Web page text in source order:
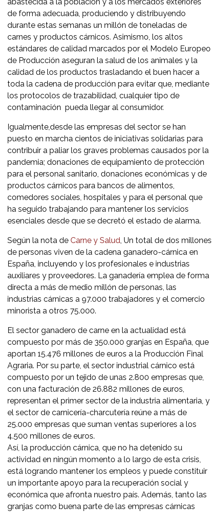
de forma adecuada, produciendo y distribuyendo
durante estas semanas un millón de toneladas de
carnes y productos cárnicos. Asimismo, los altos
estándares de calidad marcados por el Modelo Europeo
de Producción aseguran la salud de los animales y la
calidad de los productos trasladando el buen hacer a
toda la cadena de producción para evitar que, mediante
los protocolos de trazabilidad, cualquier tipo de
contaminación pueda llegar al consumidor.
Igualmente,desde las empresas del sector se han
puesto en marcha cientos de iniciativas solidarias para
contribuir a paliar los graves problemas causados por la
pandemia; donaciones de equipamiento de protección
para el personal sanitario, donaciones económicas y de
productos cárnicos para bancos de alimentos,
comedores sociales, hospitales y para el personal que
ha seguido trabajando para mantener los servicios
esenciales desde que se decretó el estado de alarma.
Según la nota de Carne y Salud , Un total de dos millones
de personas viven de la cadena ganadero-cárnica en
España, incluyendo y los profesionales e industrias
auxiliares y proveedores. La ganadería emplea de forma
directa a más de medio millón de personas, las
industrias cárnicas a 97.000 trabajadores y el comercio
minorista a otros 75.000.
El sector ganadero de carne en la actualidad está
compuesto por más de 350.000 granjas en España, que
aportan 15.476 millones de euros a la Producción Final
Agraria. Por su parte, el sector industrial cárnico está
compuesto por un tejido de unas 2.800 empresas que,
con una facturación de 26.882 millones de euros,
representan el primer sector de la industria alimentaria, y
el sector de carnicería-charcutería reúne a más de
25.000 empresas que suman ventas superiores a los
4.500 millones de euros.
Así, la producción cárnica, que no ha detenido su
actividad en ningún momento a lo largo de esta crisis,
está logrando mantener los empleos y puede constituir
un importante apoyo para la recuperación social y
económica que afronta nuestro país. Además, tanto las
granjas como buena parte de las empresas cárnicas